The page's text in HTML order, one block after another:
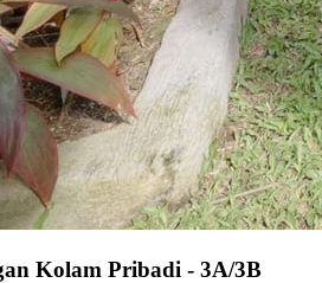
Kolam Pribadi - 3A/3B